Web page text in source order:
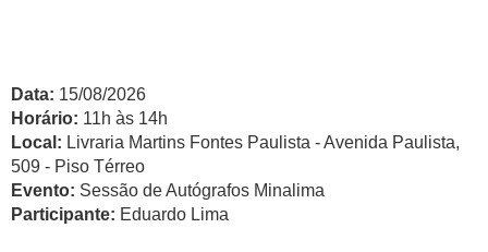
Data: 15/08/2026
Horário: 11h às 14h
Local: Livraria Martins Fontes Paulista - Avenida Paulista,
509 - Piso Térreo
Evento: Sessão de Autógrafos Minalima
Participante: Eduardo Lima